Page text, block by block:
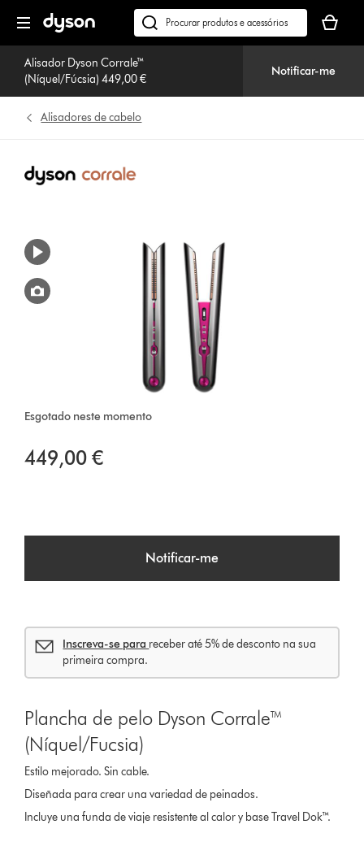
seguinte
Pesquisar
em
dyson.pt
seu
cesto
compras
está
Alisador Dyson Corrale™
(Níquel/Fúcsia) 449,00 €
Notificar-me
Alisadores de cabelo
Esgotado neste momento
449,00 €
Notificar-me
Inscreva-se para receber até 5% de desconto na sua
primeira compra.
Plancha de pelo Dyson Corrale™
(Níquel/Fucsia)
Estilo mejorado. Sin cable.
Diseñada para crear una variedad de peinados.
Incluye una funda de viaje resistente al calor y base Travel Dok™.